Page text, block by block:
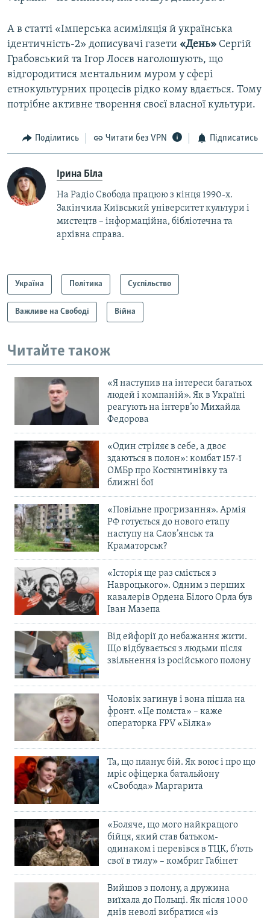
А в статті «Імперська асиміляція й українська
ідентичність-2» дописувачі газети «День» Сергій
Грабовський та Ігор Лосєв наголошують, що
відгородитися ментальним муром у сфері
етнокультурних процесів рідко кому вдається. Тому
потрібне активне творення своєї власної культури.
Поділитись Читати без VPN Підписатись
Ірина Біла
На Радіо Свобода працюю з кінця 1990-х.
Закінчила Київський університет культури і
мистецтв – інформаційна, бібліотечна та
архівна справа.
Україна Політика Суспільство
Важливе на Свободі Війна
Читайте також
«Я наступив на інтереси багатьох
людей і компаній». Як в Україні
реагують на інтерв’ю Михайла
Федорова
«Один стріляє в себе, а двоє
здаються в полон»: комбат 157-ї
ОМБр про Костянтинівку та
ближні бої
«Повільне прогризання». Армія
РФ готується до нового етапу
наступу на Слов’янськ та
Краматорськ?
«Історія ще раз сміється з
Навроцького». Одним з перших
кавалерів Ордена Білого Орла був
Іван Мазепа
Від ейфорії до небажання жити.
Що відбувається з людьми після
звільнення із російського полону
Чоловік загинув і вона пішла на
фронт. «Це помста» – каже
операторка FPV «Білка»
Та, що планує бій. Як воює і про що
мріє офіцерка батальйону
«Свобода» Маргарита
«Боляче, що мого найкращого
бійця, який став батьком-
одинаком і перевівся в ТЦК, б’ють
свої в тилу» – комбриг Габінет
Вийшов з полону, а дружина
виїхала до Польщі. Як після 1000
днів неволі вибратися «із